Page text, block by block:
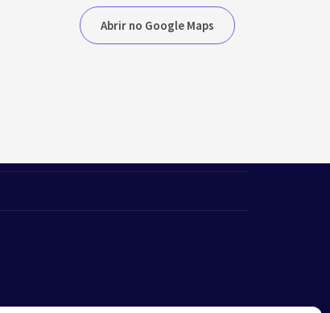
Abrir no Google Maps